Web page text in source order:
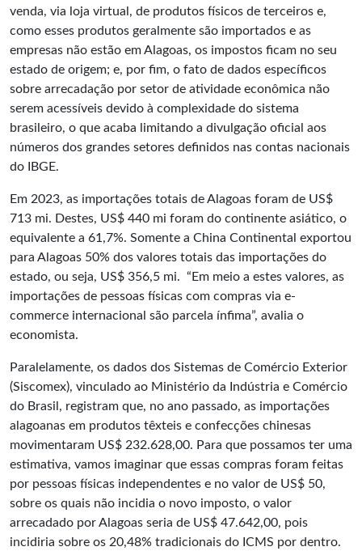
venda, via loja virtual, de produtos físicos de terceiros e,
como esses produtos geralmente são importados e as
empresas não estão em Alagoas, os impostos ficam no seu
estado de origem; e, por fim, o fato de dados específicos
sobre arrecadação por setor de atividade econômica não
serem acessíveis devido à complexidade do sistema
brasileiro, o que acaba limitando a divulgação oficial aos
números dos grandes setores definidos nas contas nacionais
do IBGE.
Em 2023, as importações totais de Alagoas foram de US$
713 mi. Destes, US$ 440 mi foram do continente asiático, o
equivalente a 61,7%. Somente a China Continental exportou
para Alagoas 50% dos valores totais das importações do
estado, ou seja, US$ 356,5 mi. “Em meio a estes valores, as
importações de pessoas físicas com compras via e-
commerce internacional são parcela ínfima”, avalia o
economista.
Paralelamente, os dados dos Sistemas de Comércio Exterior
(Siscomex), vinculado ao Ministério da Indústria e Comércio
do Brasil, registram que, no ano passado, as importações
alagoanas em produtos têxteis e confecções chinesas
movimentaram US$ 232.628,00. Para que possamos ter uma
estimativa, vamos imaginar que essas compras foram feitas
por pessoas físicas independentes e no valor de US$ 50,
sobre os quais não incidia o novo imposto, o valor
arrecadado por Alagoas seria de US$ 47.642,00, pois
incidiria sobre os 20,48% tradicionais do ICMS por dentro.